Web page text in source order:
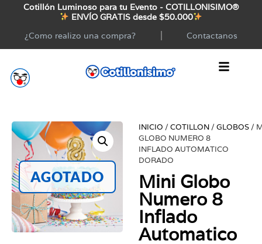
Cotillón Luminoso para tu Evento - COTILLONISIMO®
ENVÍO GRATIS desde $50.000
¿Como realizo una compra?
Contactanos
AGOTADO
INICIO /COTILLON /GLOBOS /
GLOBO NUMERO 8
INFLADO AUTOMATICO
DORADO
Mini Globo
Numero 8
Inflado
Automatico